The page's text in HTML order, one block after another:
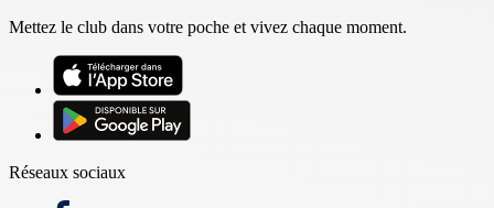
Mettez le club dans votre poche et vivez chaque moment.
Réseaux sociaux